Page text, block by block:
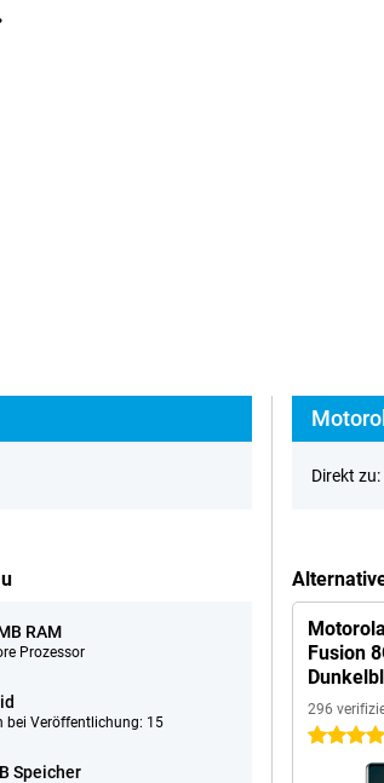
RAM
Prozessor
bei Veröffentlichung: 15
Speicher
Direkt zu:
Fusion
296
4.5 Sterne